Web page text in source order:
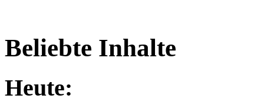
Beliebte Inhalte
Heute: